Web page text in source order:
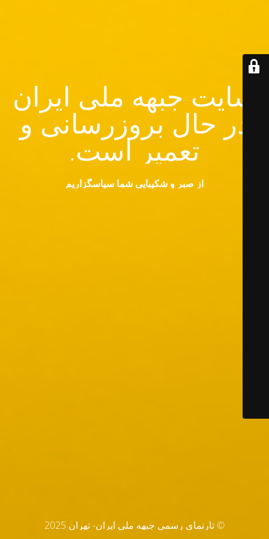
سایت جبهه ملی ایران
در حال بروزرسانی و
تعمیر است.
از صبر و شکیبایی شما سپاسگزاریم
© تارنماي رسمي جبهه ملي ايران- تهران 2025